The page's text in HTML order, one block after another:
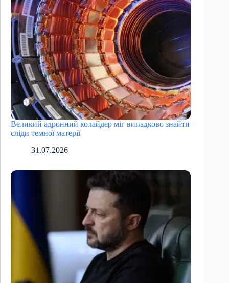
Великий адронний колайдер міг випадково знайти
сліди темної матерії
31.07.2026